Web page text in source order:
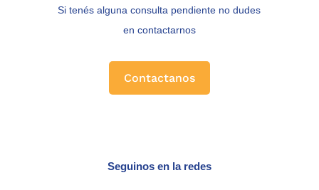
Si tenés alguna consulta pendiente no dudes
en contactarnos
Contactanos
Seguinos en la redes